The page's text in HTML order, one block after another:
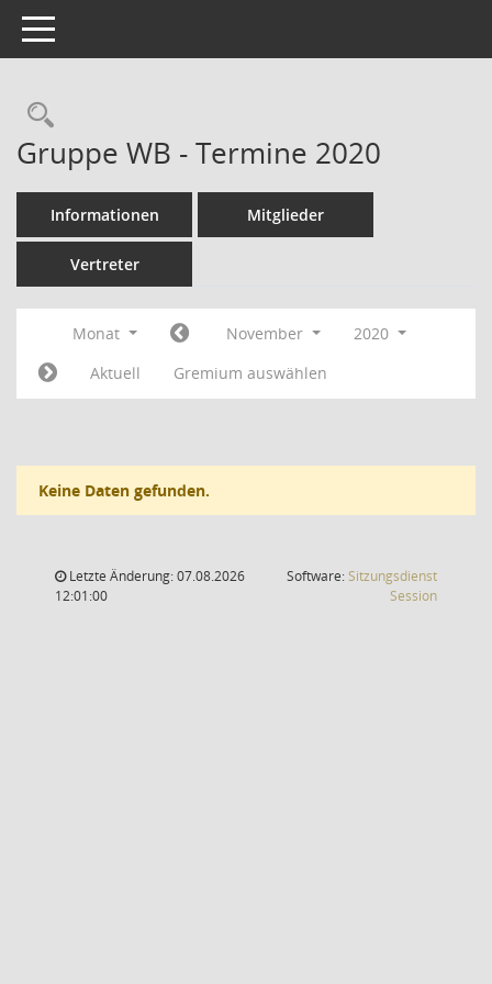
Toggle navigation
Rechercheauswahl
Gruppe WB - Termine 2020
Informationen Mitglieder
Vertreter
Monat November
2020
Aktuell
Gremium auswählen
Keine Daten gefunden.
Letzte Änderung: 07.08.2026
12:01:00
Software:Sitzungsdienst
Session(Wird in